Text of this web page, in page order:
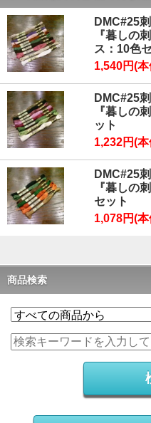
DMC#25
『暮しの
ス：10色
1,540円(
DMC#25
『暮しの
ット
1,232円(
DMC#25
『暮しの
セット
1,078円(
商品検索